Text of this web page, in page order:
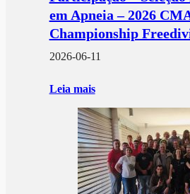
em Apneia – 2026
Championship
2026-06-11
Leia mais